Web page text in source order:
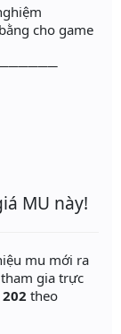
cho game
MU này!
mu mới ra
gia trực
202 theo